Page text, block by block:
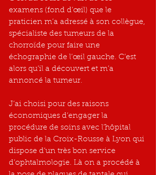
examens (fond d’œil) que le
praticien m’a adressé à son collègue,
spécialiste des tumeurs de la
chorroïde pour faire une
échographie de l’œil gauche. C’est
alors qu’il a découvert et m’a
annoncé la tumeur.
J’ai choisi pour des raisons
économiques d’engager la
procédure de soins avec l’hôpital
public de la Croix-Rousse à Lyon qui
dispose d’un très bon service
d’ophtalmologie. Là on a procédé à